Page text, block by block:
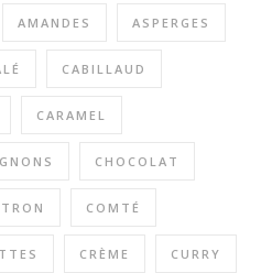
AMANDES ASPERGES
CABILLAUD
CARAMEL
CHOCOLAT
COMTÉ
CRÈME CURRY